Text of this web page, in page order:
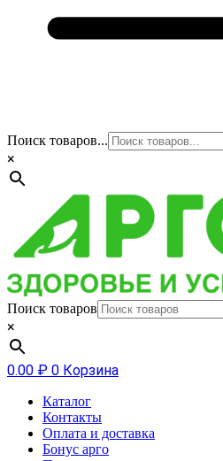
Поиск товаров...
×
Поиск товаров
×
0.00 ₽ 0 Корзина
Каталог
Контакты
Оплата и доставка
Бонус арго